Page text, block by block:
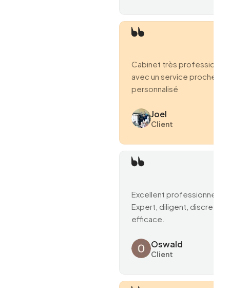
Cabinet très professionnel
avec un service proche et
personnalisé
Joel
Client
Excellent professionnel.
Expert, diligent, discret et
efficace.
Oswald
Client